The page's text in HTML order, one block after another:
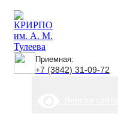
Приемная:
+7 (3842) 31-09-72